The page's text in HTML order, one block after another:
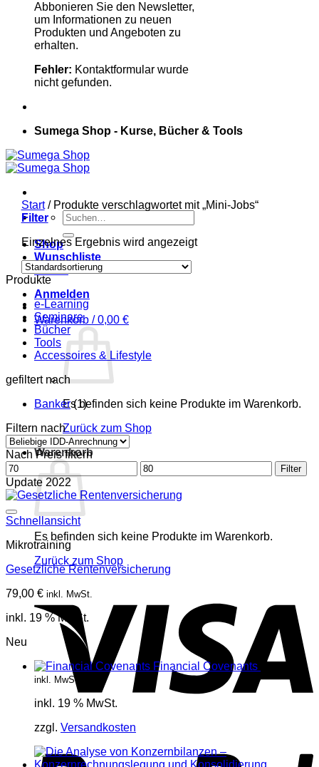
Abbonieren Sie den Newsletter,
um Informationen zu neuen
Produkten und Angeboten zu
erhalten.
Fehler: Kontaktformular wurde
nicht gefunden.
Sumega Shop - Kurse, Bücher & Tools
Suchen
nach:
Shop
Wunschliste
Kasse
Anmelden
Warenkorb /0,00 €
Es befinden sich keine Produkte im Warenkorb.
Zurück zum Shop
Warenkorb
Es befinden sich keine Produkte im Warenkorb.
Zurück zum Shop
Start /Produkte verschlagwortet mit „Mini-Jobs“
Filter
Einzelnes Ergebnis wird angezeigt
Produkte
e-Learning
Seminare
Bücher
Tools
Accessoires & Lifestyle
gefiltert nach
Banker (1)
Filtern nach
Nach Preis filtern
Min.
Preis
Max.
Preis
Filter
Update 2022
Schnellansicht
Mikrotraining
Gesetzliche Rentenversicherung
79,00 € inkl. MwSt.
inkl. 19 % MwSt.
Neu
Financial Covenants
inkl. MwSt.
inkl. 19 % MwSt.
zzgl. Versandkosten